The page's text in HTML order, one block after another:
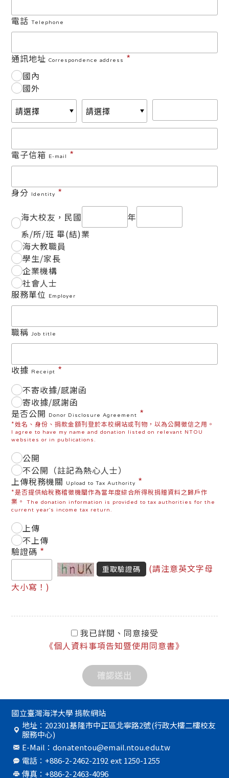
電話Telephone
通訊地址Correspondence address *
國內
國外
電子信箱 E-mail *
身分 Identity *
海大校友，民國
年
系/所/班 畢(結)業
海大教職員
學生/家長
企業機構
社會人士
服務單位
Employer
職稱Job title
收據 Receipt *
不寄收據/感謝函
寄收據/感謝函
是否公開
Donor Disclosure Agreement *
*姓名、身份、捐款金額刊登於本校網站或刊物，以為公開徵信之用。
I agree to have my name and donation listed on relevant NTOU
websites or in publications.
公開
不公開（註記為熱心人士）
上傳稅務機關
Upload to Tax Authority *
*是否提供給稅務稽徵機關作為當年度綜合所得稅捐贈資料之歸戶作
業。The donation information is provided to tax authorities for the
current year's income tax return.
上傳
不上傳
驗證碼 *
重取驗證碼
(請注意英文字母
大小寫！)
我已詳閱、同意接受
《個人資料事項告知暨使用同意書》
國立臺灣海洋大學 捐款網站
地址：202301基隆市中正區北寧路2號(行政大樓二樓校友
服務中心)
E-Mail：donatentou@email.ntou.edu.tw
電話：+886-2-2462-2192 ext 1250-1255
傳真：+886-2-2463-4096